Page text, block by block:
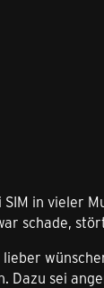
in vieler
schade,
Dazu sei